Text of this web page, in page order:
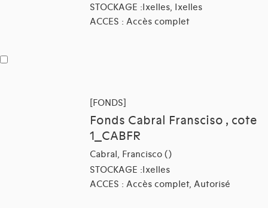
STOCKAGE :Ixelles, Ixelles
ACCES : Accès complet
[FONDS]
Fonds Cabral Fransciso , cote
1_CABFR
Cabral, Francisco ()
STOCKAGE :Ixelles
ACCES : Accès complet, Autorisé